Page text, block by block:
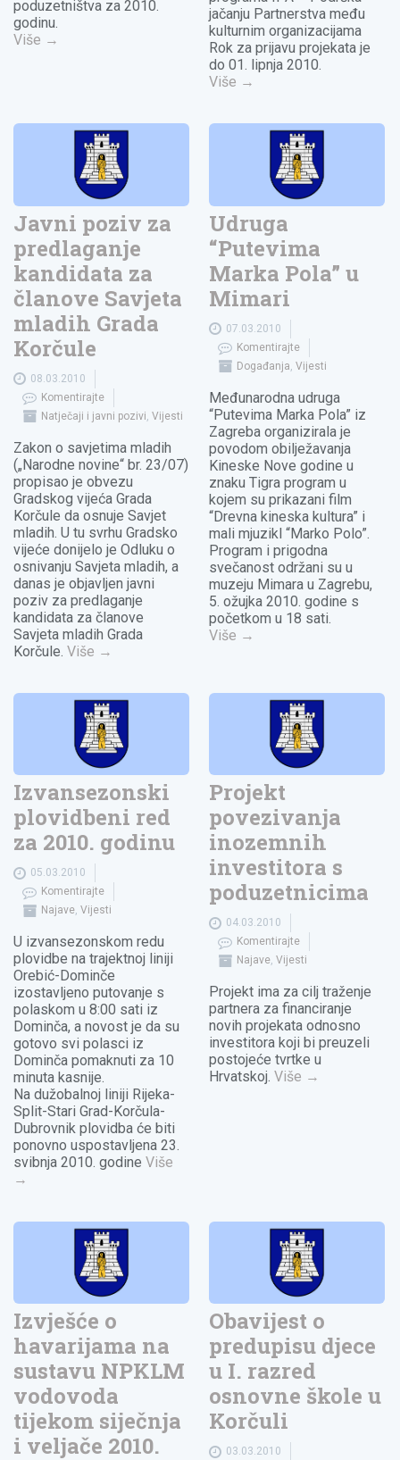
poduzetništva za 2010.
godinu.
Više →
jačanju Partnerstva među
kulturnim organizacijama
Rok za prijavu projekata je
do 01. lipnja 2010.
Više →
Javni poziv za
predlaganje
kandidata za
članove Savjeta
mladih Grada
Korčule
08.03.2010
Komentirajte
Natječaji i javni pozivi Vijesti
Zakon o savjetima mladih
(„Narodne novine“ br. 23/07)
propisao je obvezu
Gradskog vijeća Grada
Korčule da osnuje Savjet
mladih. U tu svrhu Gradsko
vijeće donijelo je Odluku o
osnivanju Savjeta mladih, a
danas je objavljen javni
poziv za predlaganje
kandidata za članove
Savjeta mladih Grada
Korčule. Više →
Udruga
“Putevima
Marka Pola” u
Mimari
07.03.2010
Komentirajte
Događanja ,Vijesti
Međunarodna udruga
“Putevima Marka Pola” iz
Zagreba organizirala je
povodom obilježavanja
Kineske Nove godine u
znaku Tigra program u
kojem su prikazani film
“Drevna kineska kultura” i
mali mjuzikl “Marko Polo”.
Program i prigodna
svečanost održani su u
muzeju Mimara u Zagrebu,
5. ožujka 2010. godine s
početkom u 18 sati.
Više →
Izvansezonski
plovidbeni red
za 2010. godinu
05.03.2010
Komentirajte
Najave, Vijesti
U izvansezonskom redu
plovidbe na trajektnoj liniji
Orebić-Dominče
izostavljeno putovanje s
polaskom u 8:00 sati iz
Dominča, a novost je da su
gotovo svi polasci iz
Dominča pomaknuti za 10
minuta kasnije.
Na dužobalnoj liniji Rijeka-
Split-Stari Grad-Korčula-
Dubrovnik plovidba će biti
ponovno uspostavljena 23.
svibnja 2010. godine Više
→
Projekt
povezivanja
inozemnih
investitora s
poduzetnicima
04.03.2010
Komentirajte
Najave,Vijesti
Projekt ima za cilj traženje
partnera za financiranje
novih projekata odnosno
investitora koji bi preuzeli
postojeće tvrtke u
Hrvatskoj.Više →
Izvješće o
havarijama na
sustavu NPKLM
vodovoda
tijekom siječnja
i veljače 2010.
Obavijest o
predupisu djece
u I. razred
osnovne škole u
Korčuli
03.03.2010